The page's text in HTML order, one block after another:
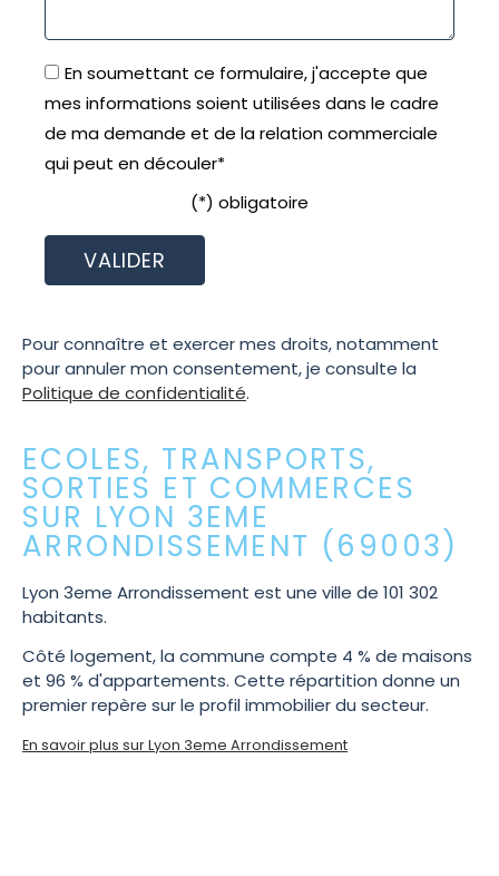
En soumettant ce formulaire, j'accepte que
mes informations soient utilisées dans le cadre
de ma demande et de la relation commerciale
qui peut en découler*
(*) obligatoire
Pour connaître et exercer mes droits, notamment
pour annuler mon consentement, je consulte la
Politique de confidentialité.
ECOLES, TRANSPORTS,
SORTIES ET COMMERCES
SUR LYON 3EME
ARRONDISSEMENT (69003)
Lyon 3eme Arrondissement est une ville de 101 302
habitants.
Côté logement, la commune compte 4 % de maisons
et 96 % d'appartements. Cette répartition donne un
premier repère sur le profil immobilier du secteur.
En savoir plus sur Lyon 3eme Arrondissement